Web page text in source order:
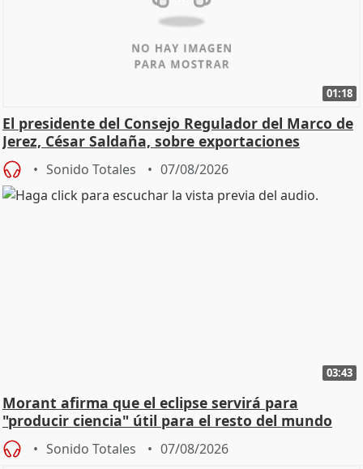
01:18
El presidente del Consejo Regulador del Marco de
Jerez, César Saldaña, sobre exportaciones
Sonido Totales 07/08/2026
03:43
Morant afirma que el eclipse servirá para
"producir ciencia" útil para el resto del mundo
Sonido Totales 07/08/2026